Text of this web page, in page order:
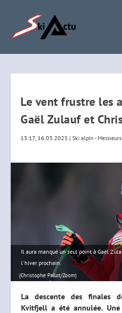
Le vent frustre les
Gaël Zulauf et
13:17, 16.03.2025 |Ski alpin - Messieurs
Il aura manqué un seul point à Gaël
l'hiver prochain.
(Christophe Pallot/Zoom)
La descente des finales
Kvitfjell a été annulée.